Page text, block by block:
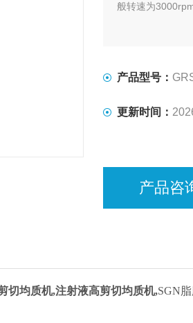
般转速为
产品型号：
更新时间：
产品咨
切均质机,注射液高剪切均质机,SGN